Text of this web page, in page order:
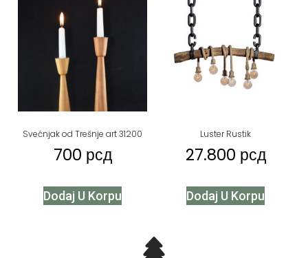
Svećnjak od Trešnje art 31200
700 рсд
Dodaj U Korpu
Luster Rustik
27.800 рсд
Dodaj U Korpu